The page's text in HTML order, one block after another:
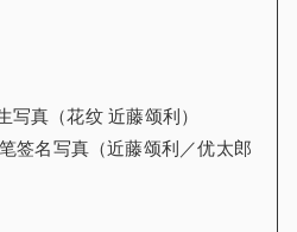
写真（花纹 近藤颂利）
签名写真（近藤颂利／优太郎